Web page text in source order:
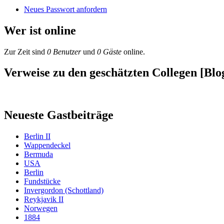
Neues Passwort anfordern
Wer ist online
Zur Zeit sind 0 Benutzerund 0 Gäste online.
Verweise zu den geschätzten Collegen
Neueste Gastbeiträge
Berlin II
Wappendeckel
Bermuda
USA
Berlin
Fundstücke
Invergordon (Schottland)
Reykjavik II
Norwegen
1884